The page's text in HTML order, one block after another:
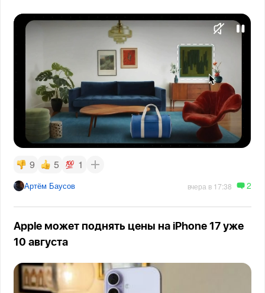
9 5 1
Артём Баусов вчера в 17:38 2
Apple может поднять цены на iPhone 17 уже
10 августа